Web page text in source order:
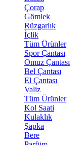
Çorap
Gömlek
Rüzgarlık
İçlik
Tüm Ürünler
Spor Çantası
Omuz Çantası
Bel Çantası
El Çantası
Valiz
Tüm Ürünler
Kol Saati
Kulaklık
Şapka
Bere